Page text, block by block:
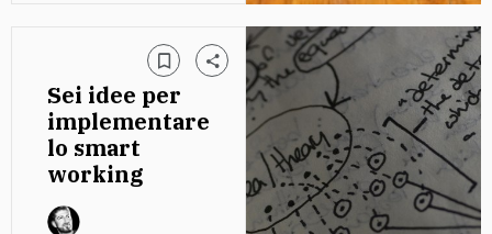
Sei idee per
implementare
lo smart
working